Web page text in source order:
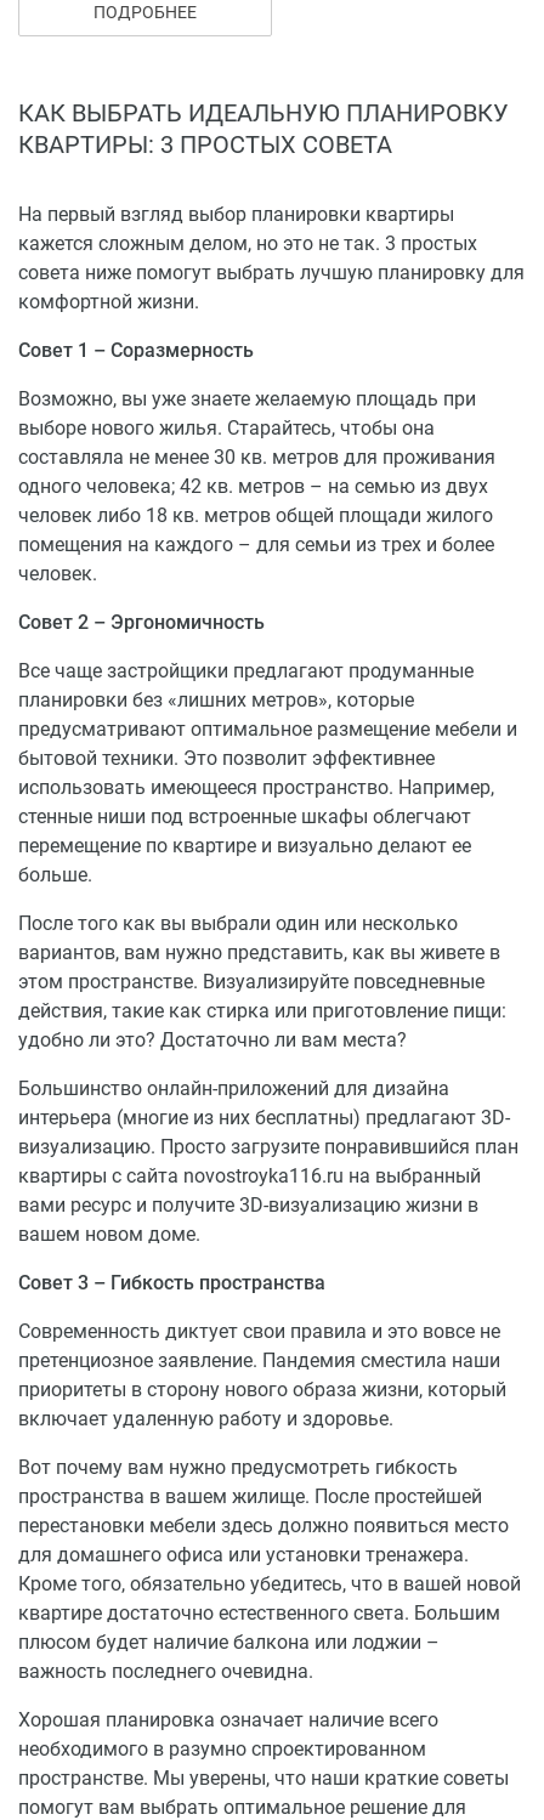
В доме большой выбор квартир различной
планировки: квартиры, «Евродвушки», «Евротрешки»,
Квартиры передаются собственникам с качественной
окна с теплосберегающими стеклопакетами,
металлические входные двери, остекленные лоджии.
Безопасные детские площадки с сертифицированным
оборудованием.
Спортивный комплекс для взрослых (тренажеры на
улице).
Производится комплексное благоустройство
территории: обустраиваются места для отдыха –
устанавливаются скамейки. Выполняется озеленение
территории – высаживаются деревья и кустарники,
устраиваются клумбы и газоны, высаживается елка
для новогодних праздников.
ПОДРОБНЕЕ
КАК ВЫБРАТЬ ИДЕАЛЬНУЮ ПЛАНИРОВКУ
КВАРТИРЫ: 3 ПРОСТЫХ СОВЕТА
На первый взгляд выбор планировки квартиры
кажется сложным делом, но это не так. 3 простых
совета ниже помогут выбрать лучшую планировку для
комфортной жизни.
Совет 1 – Соразмерность
Возможно, вы уже знаете желаемую площадь при
выборе нового жилья. Старайтесь, чтобы она
составляла не менее 30 кв. метров для проживания
одного человека; 42 кв. метров – на семью из двух
человек либо 18 кв. метров общей площади жилого
помещения на каждого – для семьи из трех и более
человек.
Совет 2 – Эргономичность
Все чаще застройщики предлагают продуманные
планировки без «лишних метров», которые
предусматривают оптимальное размещение мебели и
бытовой техники. Это позволит эффективнее
использовать имеющееся пространство. Например,
стенные ниши под встроенные шкафы облегчают
перемещение по квартире и визуально делают ее
больше.
После того как вы выбрали один или несколько
вариантов, вам нужно представить, как вы живете в
этом пространстве. Визуализируйте повседневные
действия, такие как стирка или приготовление пищи:
удобно ли это? Достаточно ли вам места?
Большинство онлайн-приложений для дизайна
интерьера (многие из них бесплатны) предлагают 3D-
визуализацию. Просто загрузите понравившийся план
квартиры с сайта novostroyka116.ru на выбранный
вами ресурс и получите 3D-визуализацию жизни в
вашем новом доме.
Совет 3 – Гибкость пространства
Современность диктует свои правила и это вовсе не
претенциозное заявление. Пандемия сместила наши
приоритеты в сторону нового образа жизни, который
включает удаленную работу и здоровье.
Вот почему вам нужно предусмотреть гибкость
пространства в вашем жилище. После простейшей
перестановки мебели здесь должно появиться место
для домашнего офиса или установки тренажера.
Кроме того, обязательно убедитесь, что в вашей новой
квартире достаточно естественного света. Большим
плюсом будет наличие балкона или лоджии –
важность последнего очевидна.
Хорошая планировка означает наличие всего
необходимого в разумно спроектированном
пространстве. Мы уверены, что наши краткие советы
помогут вам выбрать оптимальное решение для